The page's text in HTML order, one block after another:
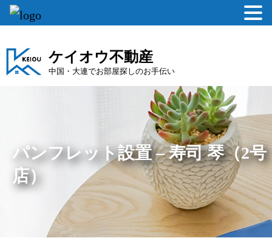
ケイオウ不動産
中国・大連でお部屋探しのお手伝い
パンフレット設置 – 寿司 琴（2号
店）